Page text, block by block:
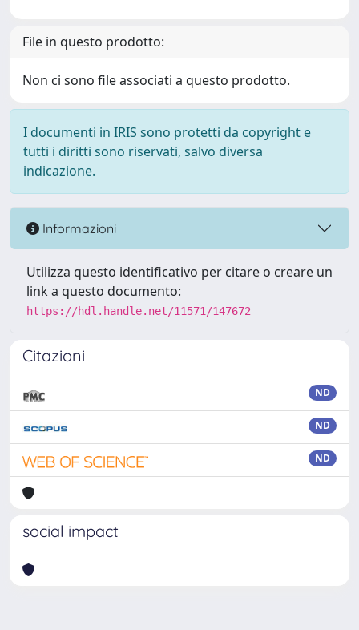
File in questo prodotto:
Non ci sono file associati a questo prodotto.
I documenti in IRIS sono protetti da copyright e
tutti i diritti sono riservati, salvo diversa
indicazione.
Informazioni
Utilizza questo identificativo per citare o creare un
link a questo documento:
https://hdl.handle.net/11571/147672
Citazioni
ND
ND
ND
social impact